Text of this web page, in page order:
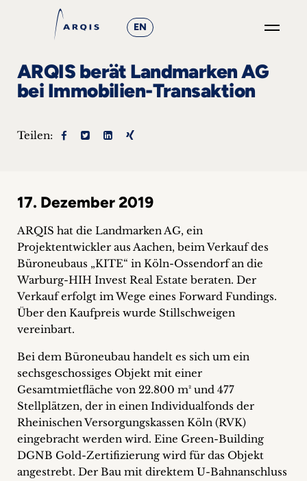
EN
+
&
Events
+
Karriere
+
Blog
&
Podcasts
+
ARQIS berät Landmarken AG
bei Immobilien-Transaktion
Teilen:
17. Dezember 2019
ARQIS hat die Landmarken AG, ein
Projektentwickler aus Aachen, beim Verkauf des
Büroneubaus „KITE“ in Köln-Ossendorf an die
Warburg-HIH Invest Real Estate beraten. Der
Verkauf erfolgt im Wege eines Forward Fundings.
Über den Kaufpreis wurde Stillschweigen
vereinbart.
Bei dem Büroneubau handelt es sich um ein
sechsgeschossiges Objekt mit einer
Gesamtmietfläche von 22.800 m² und 477
Stellplätzen, der in einen Individualfonds der
Rheinischen Versorgungskassen Köln (RVK)
eingebracht werden wird. Eine Green-Building
DGNB Gold-Zertifizierung wird für das Objekt
angestrebt. Der Bau mit direktem U-Bahnanschluss